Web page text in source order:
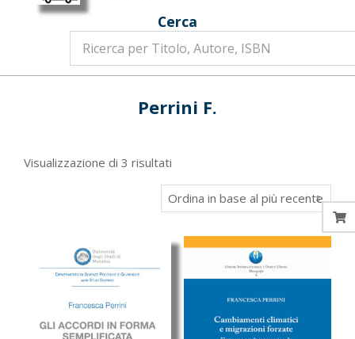
Cerca
Perrini F.
Visualizzazione di 3 risultati
in
base
più